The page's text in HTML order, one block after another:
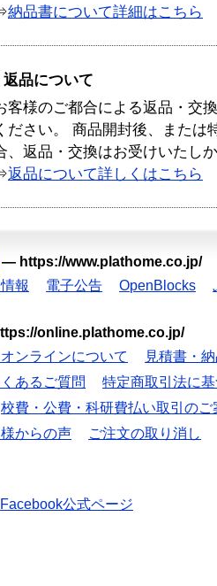
納品書について詳細はこちら
返品について
客様のご都合による返品・交
ださい。 商品開封後、または
、返品・交換はお受けいたし
返品について詳しくはこちら
— https://www.plathome.co.jp/
報 電子公告 OpenBlocks
online.plathome.co.jp/
ンラインについて
見積書・
あるご質問
特定商取引法に
校費・公費・科研費払い取引のご
からの声 ご注文の取り消し
Facebook公式ページ